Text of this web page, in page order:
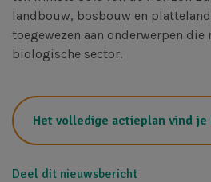
landbouw, bosbouw en
toegewezen aan onderwerpen
biologische sector.
Het volledige actieplan vind je
Deel dit nieuwsbericht